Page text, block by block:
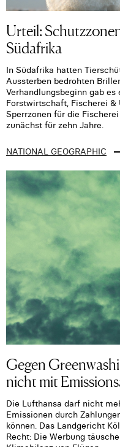
Urteil:
Südafrika
In Südafrika hatten
Aussterben bedrohten
Verhandlungsbeginn gab
Forstwirtschaft, Fischerei
Sperrzonen für die
zunächst für zehn Jahre.
NATIONAL GEOGRAPHIC
Gegen
nicht mit
Die Lufthansa darf nicht
Emissionen durch
können. Das Landgericht
Recht: Die Werbung